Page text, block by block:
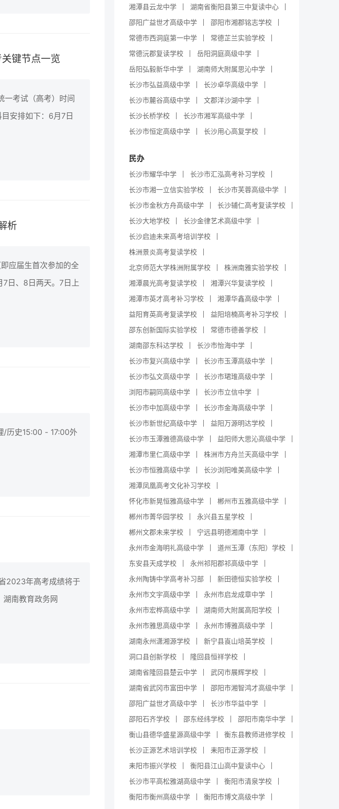
键节点一览
考试（高考）时间
安排如下：6月7日
析
应届生首次参加的全
7日、8日两天。7日上
/历史15:00 - 17:00外
2023年高考成绩将于
南教育政务网
湘潭县云龙中学
湖南省衡阳县第三中复读中心
邵阳广益世才高级中学
邵阳市湘郡铭志学校
常德市西洞庭第一中学
常德芷兰实验学校
常德沅郡复读学校
岳阳洞庭高级中学
岳阳弘毅新华中学
湖南师大附属思沁中学
长沙市弘益高级中学
长沙卓华高级中学
长沙市麓谷高级中学
文郡洋沙湖中学
长沙长桥学校
长沙市湘军高级中学
长沙市恒定高级中学
长沙用心高复学校
民办
长沙市耀华中学
长沙市汇泓高考补习学校
长沙市湘一立信实验学校
长沙市芙蓉高级中学
长沙市金秋方舟高级中学
长沙辅仁高考复读学校
长沙大地学校
长沙金律艺术高级中学
长沙启迪未来高考培训学校
株洲景炎高考复读学校
北京师范大学株洲附属学校
株洲南雅实验学校
湘潭晨光高考复读学校
湘潭兴华复读学校
湘潭市英才高考补习学校
湘潭华鑫高级中学
益阳育英高考复读学校
益阳培楠高考补习学校
邵东创新国际实验学校
常德市德善学校
湖南邵东科达学校
长沙市怡海中学
长沙市复兴高级中学
长沙市玉潭高级中学
长沙市弘文高级中学
长沙市珺琟高级中学
浏阳市嗣同高级中学
长沙市立信中学
长沙市中加高级中学
长沙市金海高级中学
长沙市新世纪高级中学
益阳万源明达学校
长沙市玉潭雅德高级中学
益阳师大思沁高级中学
湘潭市里仁高级中学
株洲市方舟兰天高级中学
长沙市恒雅高级中学
长沙浏阳唯美高级中学
湘潭凤凰高考文化补习学校
怀化市新晃恒雅高级中学
郴州市五雅高级中学
郴州市菁华园学校
永兴县五星学校
郴州文郡未来学校
宁远县明德湘南中学
永州市金海明礼高级中学
道州玉潭（东阳）学校
东安县天成学校
永州祁阳郡祁高级中学
永州陶铸中学高考补习部
新田德恒实验学校
永州市文宇高级中学
永州市启龙成章中学
永州市宏桦高级中学
湖南师大附属高阳学校
永州市雅思高级中学
永州市博雅高级中学
湖南永州潇湘源学校
新宁县崀山培英学校
洞口县创新学校
隆回县恒祥学校
湖南省隆回县楚云中学
武冈市展辉学校
湖南省武冈市富田中学
邵阳市湘智鸿才高级中学
邵阳广益世才高级中学
长沙市华益中学
邵阳石齐学校
邵东经纬学校
邵阳市南华中学
衡山县德华盛星源高级中学
衡东县教师进修学校
长沙正源艺术培训学校
耒阳市正源学校
耒阳市振兴学校
衡阳县江山高中复读中心
长沙市平高松雅湖高级中学
衡阳市清泉学校
衡阳市衡州高级中学
衡阳市博文高级中学